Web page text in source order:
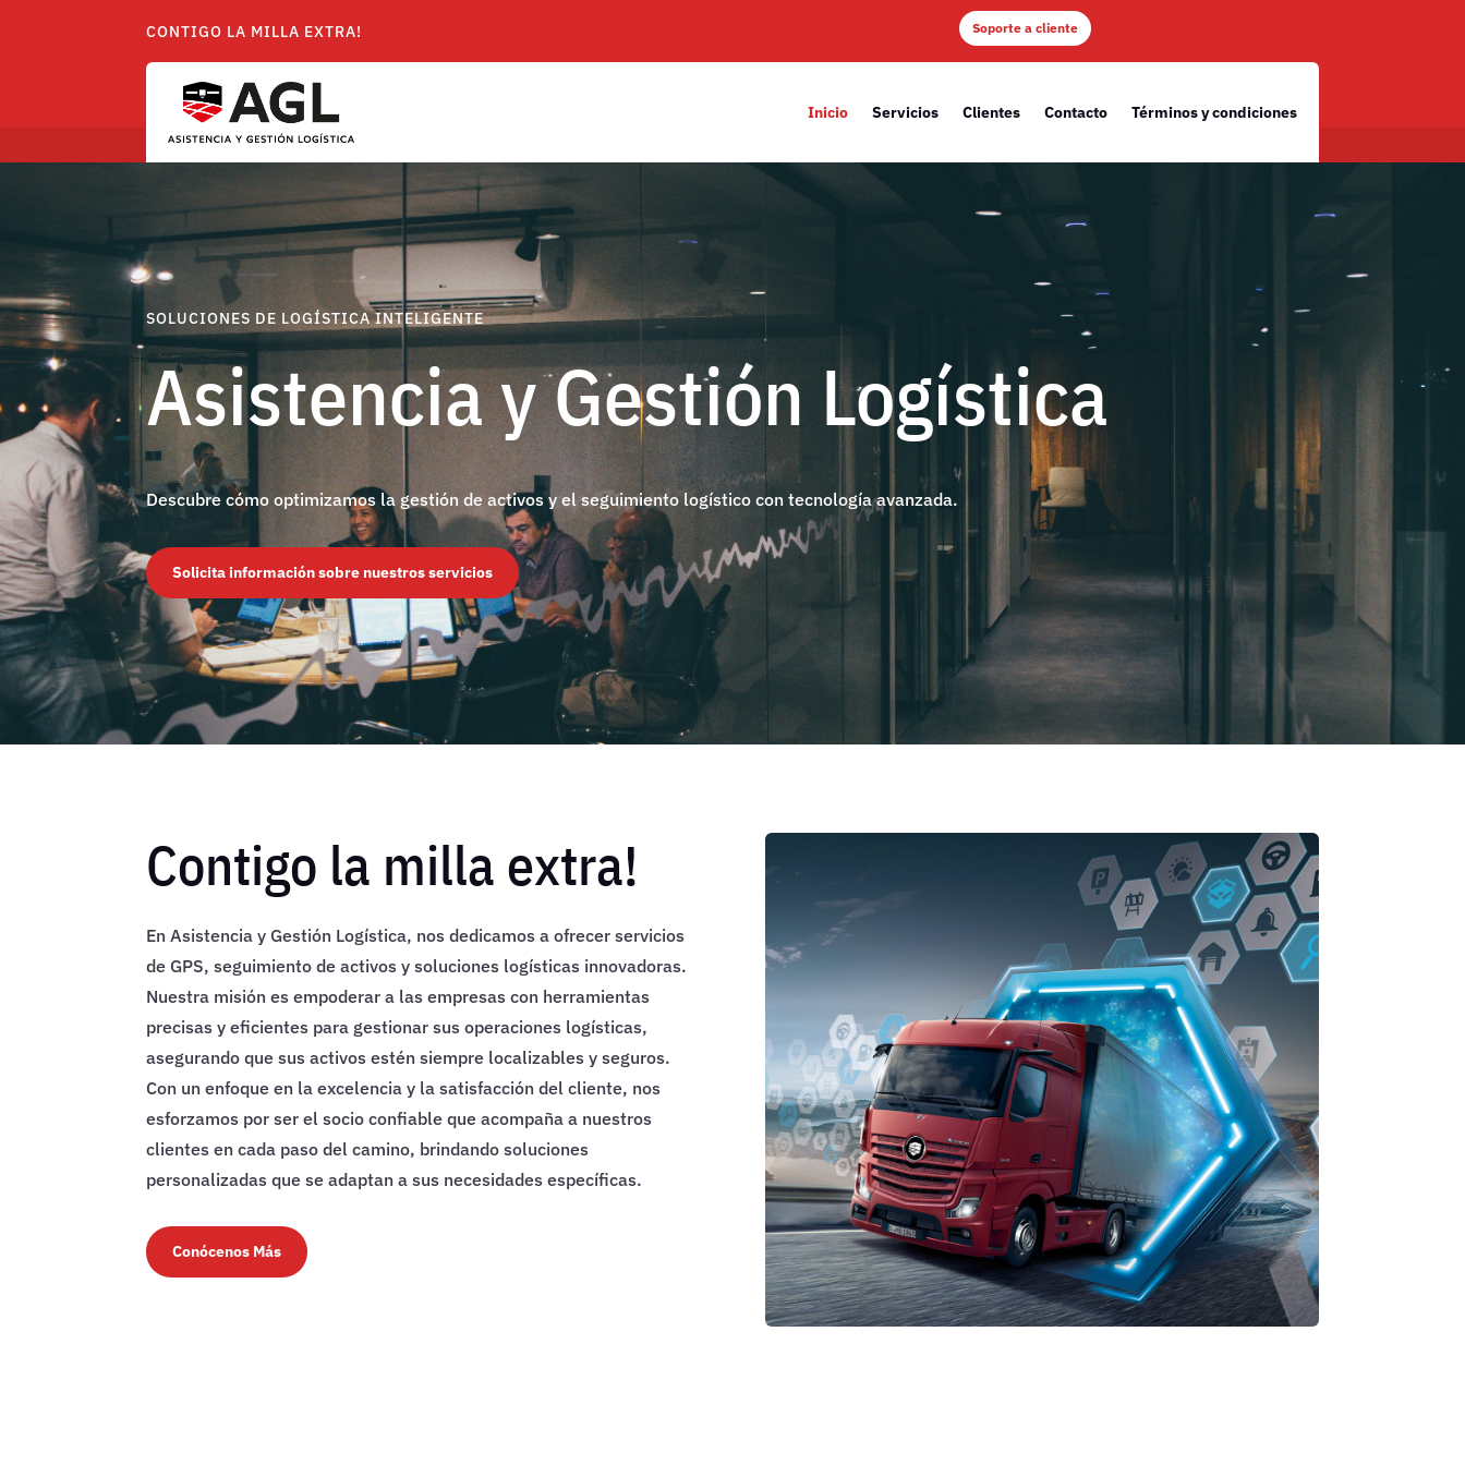
CONTIGO LA MILLA EXTRA! Soporte a cliente
Inicio Servicios Clientes Contacto Términos y condiciones
SOLUCIONES DE LOGÍSTICA INTELIGENTE
Asistencia y Gestión Logística
Descubre cómo optimizamos la gestión de activos y el seguimiento logístico con tecnología avanzada.
Solicita información sobre nuestros servicios
Contigo la milla extra!
En Asistencia y Gestión Logística, nos dedicamos a ofrecer servicios
de GPS, seguimiento de activos y soluciones logísticas innovadoras.
Nuestra misión es empoderar a las empresas con herramientas
precisas y eficientes para gestionar sus operaciones logísticas,
asegurando que sus activos estén siempre localizables y seguros.
Con un enfoque en la excelencia y la satisfacción del cliente, nos
esforzamos por ser el socio confiable que acompaña a nuestros
clientes en cada paso del camino, brindando soluciones
personalizadas que se adaptan a sus necesidades específicas.
Conócenos Más